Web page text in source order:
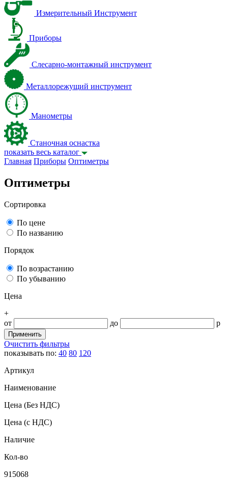
Измерительный Инструмент
Приборы
Слесарно-монтажный инструмент
Металлорежущий инструмент
Манометры
Станочная оснастка
показать весь каталог
Главная Приборы Оптиметры
Оптиметры
Сортировка
По цене
По названию
Порядок
По возрастанию
По убыванию
Цена
+
от
до р
Очистить фильтры
показывать по: 40 80 120
Артикул
Наименование
Цена (Без НДС)
Цена (с НДС)
Наличие
Кол-во
915068